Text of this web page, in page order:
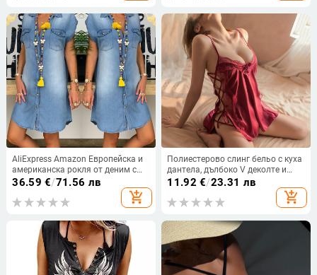
плувна шапка
AliExpress Amazon Европейска и
американска рокля от деним с
катарама и отворен джоб на
гърдите, тип „горещи нокти“
36.59 €/71.56 лв
add_shopping_cart
Полиестерово слинг бельо с куха
дантела, дълбоко V деколте и
презрамкова рокля (90–95%
полиестер; тънка тъкан 121–140
g/m²; издание зима 2024; MOQ
11.92 €/23.31 лв
add_shopping_cart